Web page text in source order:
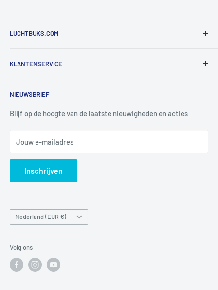
LUCHTBUKS.COM
Utrechtlaan 9
Tel:+31 6 345 30 448
Mail:info@luchtbuks.com
KLANTENSERVICE
Informatie
Privacybeleid
Verzendbeleid
Search
NIEUWSBRIEF
Blijf op de hoogte van de laatste nieuwigheden en acties
Jouw e-mailadres
Inschrijven
Land/regio
Nederland (EUR €)
Volg ons